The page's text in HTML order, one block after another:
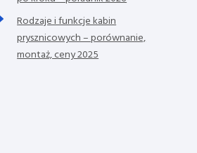
Rodzaje i funkcje kabin
prysznicowych – porównanie,
montaż, ceny 2025